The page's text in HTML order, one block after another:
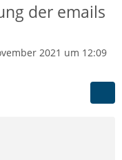
der emails
2021 um 12:09